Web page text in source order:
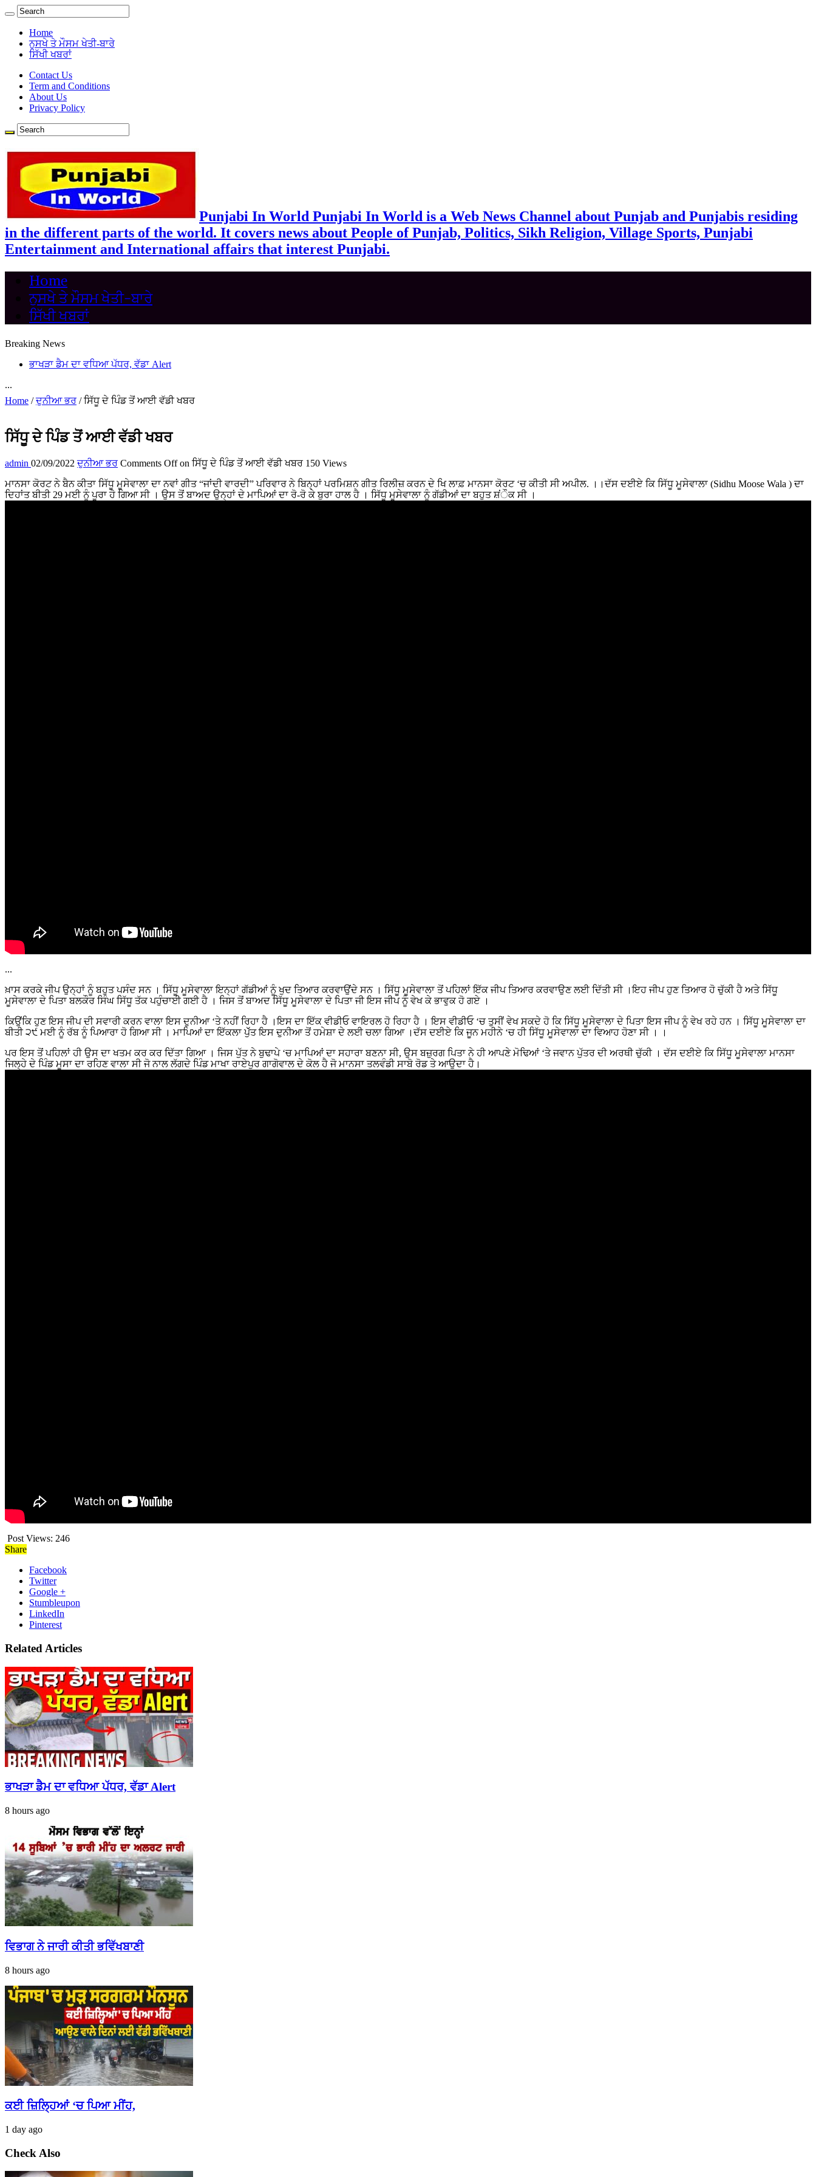
Home
ਨੁਸਖੇ ਤੇ ਮੌਸਮ ਖੇਤੀ-ਬਾਰੇ
ਸਿੱਖੀ ਖਬਰਾਂ
Contact Us
Term and Conditions
About Us
Privacy Policy
Punjabi In World Punjabi In World is a Web News Channel about Punjab and Punjabis residing
in the different parts of the world. It covers news about People of Punjab, Politics, Sikh Religion, Village Sports, Punjabi
Entertainment and International affairs that interest Punjabi.
Home
ਨੁਸਖੇ ਤੇ ਮੌਸਮ ਖੇਤੀ-ਬਾਰੇ
ਸਿੱਖੀ ਖਬਰਾਂ
Breaking News
ਭਾਖੜਾ ਡੈਮ ਦਾ ਵਧਿਆ ਪੱਧਰ, ਵੱਡਾ Alert
...
Home / ਦੁਨੀਆ ਭਰ / ਸਿੱਧੂ ਦੇ ਪਿੰਡ ਤੋਂ ਆਈ ਵੱਡੀ ਖਬਰ
ਸਿੱਧੂ ਦੇ ਪਿੰਡ ਤੋਂ ਆਈ ਵੱਡੀ ਖਬਰ
admin 02/09/2022 ਦੁਨੀਆ ਭਰ Comments Offon ਸਿੱਧੂ ਦੇ ਪਿੰਡ ਤੋਂ ਆਈ ਵੱਡੀ ਖਬਰ 150 Views
ਮਾਨਸਾ ਕੋਰਟ ਨੇ ਬੈਨ ਕੀਤਾ ਸਿੱਧੂ ਮੂਸੇਵਾਲਾ ਦਾ ਨਵਾਂ ਗੀਤ “ਜਾਂਦੀ ਵਾਰਦੀ” ਪਰਿਵਾਰ ਨੇ ਬਿਨ੍ਹਾਂ ਪਰਮਿਸ਼ਨ ਗੀਤ ਰਿਲੀਜ਼ ਕਰਨ ਦੇ ਖਿ ਲਾਫ਼ ਮਾਨਸਾ ਕੋਰਟ ‘ਚ ਕੀਤੀ ਸੀ ਅਪੀਲ. ।।ਦੱਸ ਦਈਏ ਕਿ ਸਿੱਧੂ ਮੂਸੇਵਾਲਾ (Sidhu Moose Wala ) ਦਾ
ਦਿਹਾਂਤ ਬੀਤੀ 29 ਮਈ ਨੂੰ ਪੂਰਾ ਹੋ ਗਿਆ ਸੀ । ਉਸ ਤੋਂ ਬਾਅਦ ਉਨ੍ਹਾਂ ਦੇ ਮਾਪਿਆਂ ਦਾ ਰੋ-ਰੋ ਕੇ ਬੁਰਾ ਹਾਲ ਹੈ । ਸਿੱਧੂ ਮੂਸੇਵਾਲਾ ਨੂੰ ਗੱਡੀਆਂ ਦਾ ਬਹੁਤ ਸ਼ਂੌਕ ਸੀ ।
...
ਖ਼ਾਸ ਕਰਕੇ ਜੀਪ ਉਨ੍ਹਾਂ ਨੂੰ ਬਹੁਤ ਪਸੰਦ ਸਨ । ਸਿੱਧੂ ਮੂਸੇਵਾਲਾ ਇਨ੍ਹਾਂ ਗੱਡੀਆਂ ਨੂੰ ਖੁਦ ਤਿਆਰ ਕਰਵਾਉਂਦੇ ਸਨ । ਸਿੱਧੂ ਮੂਸੇਵਾਲਾ ਤੋਂ ਪਹਿਲਾਂ ਇੱਕ ਜੀਪ ਤਿਆਰ ਕਰਵਾਉਣ ਲਈ ਦਿੱਤੀ ਸੀ ।ਇਹ ਜੀਪ ਹੁਣ ਤਿਆਰ ਹੋ ਚੁੱਕੀ ਹੈ ਅਤੇ ਸਿੱਧੂ
ਮੂਸੇਵਾਲਾ ਦੇ ਪਿਤਾ ਬਲਕੌਰ ਸਿੰਘ ਸਿੱਧੂ ਤੱਕ ਪਹੁੰਚਾਈ ਗਈ ਹੈ । ਜਿਸ ਤੋਂ ਬਾਅਦ ਸਿੱਧੂ ਮੂਸੇਵਾਲਾ ਦੇ ਪਿਤਾ ਜੀ ਇਸ ਜੀਪ ਨੂੰ ਵੇਖ ਕੇ ਭਾਵੁਕ ਹੋ ਗਏ ।
ਕਿਉਂਕਿ ਹੁਣ ਇਸ ਜੀਪ ਦੀ ਸਵਾਰੀ ਕਰਨ ਵਾਲਾ ਇਸ ਦੁਨੀਆ ‘ਤੇ ਨਹੀਂ ਰਿਹਾ ਹੈ ।ਇਸ ਦਾ ਇੱਕ ਵੀਡੀਓ ਵਾਇਰਲ ਹੋ ਰਿਹਾ ਹੈ । ਇਸ ਵੀਡੀਓ ‘ਚ ਤੁਸੀਂ ਵੇਖ ਸਕਦੇ ਹੋ ਕਿ ਸਿੱਧੂ ਮੂਸੇਵਾਲਾ ਦੇ ਪਿਤਾ ਇਸ ਜੀਪ ਨੂੰ ਵੇਖ ਰਹੇ ਹਨ । ਸਿੱਧੂ ਮੂਸੇਵਾਲਾ ਦਾ
ਬੀਤੀ ੨੯ ਮਈ ਨੂੰ ਰੱਬ ਨੂੰ ਪਿਆਰਾ ਹੋ ਗਿਆ ਸੀ । ਮਾਪਿਆਂ ਦਾ ਇੱਕਲਾ ਪੁੱੱਤ ਇਸ ਦੁਨੀਆ ਤੋਂ ਹਮੇਸ਼ਾ ਦੇ ਲਈ ਚਲਾ ਗਿਆ ।ਦੱਸ ਦਈਏ ਕਿ ਜੂਨ ਮਹੀਨੇ ‘ਚ ਹੀ ਸਿੱਧੂ ਮੂਸੇਵਾਲਾ ਦਾ ਵਿਆਹ ਹੋਣਾ ਸੀ । ।
ਪਰ ਇਸ ਤੋਂ ਪਹਿਲਾਂ ਹੀ ਉਸ ਦਾ ਖਤਮ ਕਰ ਕਰ ਦਿੱਤਾ ਗਿਆ । ਜਿਸ ਪੁੱਤ ਨੇ ਬੁਢਾਪੇ ‘ਚ ਮਾਪਿਆਂ ਦਾ ਸਹਾਰਾ ਬਣਨਾ ਸੀ, ਉਸ ਬਜ਼ੁਰਗ ਪਿਤਾ ਨੇ ਹੀ ਆਪਣੇ ਮੋਢਿਆਂ ‘ਤੇ ਜਵਾਨ ਪੁੱਤਰ ਦੀ ਅਰਥੀ ਚੁੱਕੀ । ਦੱਸ ਦਈਏ ਕਿ ਸਿੱਧੂ ਮੂਸੇਵਾਲਾ ਮਾਨਸਾ
ਜਿਲ੍ਹੇ ਦੇ ਪਿੰਡ ਮੂਸਾ ਦਾ ਰਹਿਣ ਵਾਲਾ ਸੀ ਜੋ ਨਾਲ ਲੱਗਦੇ ਪਿੰਡ ਮਾਖਾ ਰਾਏਪੁਰ ਗਾਗੋਵਾਲ ਦੇ ਕੋਲ ਹੈ ਜੋ ਮਾਨਸਾ ਤਲਵੰਡੀ ਸਾਬੋ ਰੋਡ ਤੇ ਆਉਦਾ ਹੈ।
Post Views: 246
Share
Facebook
Twitter
Google +
Stumbleupon
LinkedIn
Pinterest
Related Articles
ਭਾਖੜਾ ਡੈਮ ਦਾ ਵਧਿਆ ਪੱਧਰ, ਵੱਡਾ Alert
8 hours ago
ਵਿਭਾਗ ਨੇ ਜਾਰੀ ਕੀਤੀ ਭਵਿੱਖਬਾਣੀ
8 hours ago
ਕਈ ਜ਼ਿਲ੍ਹਿਆਂ ‘ਚ ਪਿਆ ਮੀਂਹ,
1 day ago
Check Also